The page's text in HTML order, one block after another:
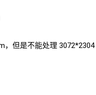
，但是不能处理 3072*2304